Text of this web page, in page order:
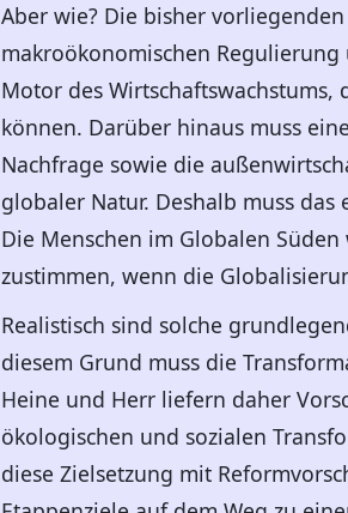
Aber wie? Die bisher
makroökonomischen
Motor des
können. Darüber hinaus muss
Nachfrage sowie die
globaler Natur. Deshalb muss
Die Menschen im Globalen
zustimmen, wenn die
Realistisch sind solche
diesem Grund muss die
Heine und Herr liefern daher
ökologischen und sozialen
diese Zielsetzung mit